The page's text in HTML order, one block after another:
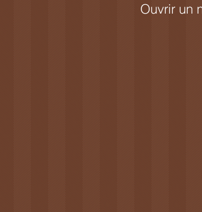
Ouvrir un